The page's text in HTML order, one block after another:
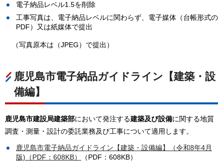
電子納品レベル1.5を削除
工事写真は、電子納品レベルに関わらず、電子媒体（台帳形式の
PDF）又は紙媒体で提出
（写真原本は（JPEG）で提出）
鹿児島市電子納品ガイドライン【建築・設
備編】
鹿児島市建設局建築部において発注する建築及び設備に関する地質
調査・測量・設計の委託業務及び工事について適用します。
鹿児島市電子納品ガイドライン【建築・設備編】（令和8年4月
版)（PDF：608KB）
（PDF：608KB）